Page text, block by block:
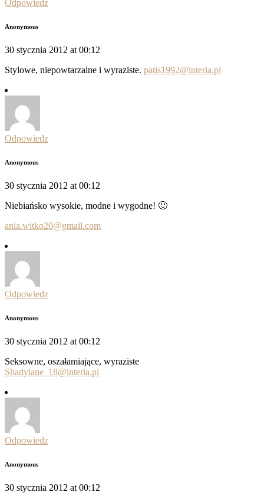
Odpowiedz
Anonymous
30 stycznia 2012 at 00:12
Stylowe, niepowtarzalne i wyraziste. patis1992@interia.pl
Odpowiedz
Anonymous
30 stycznia 2012 at 00:12
Niebiańsko wysokie, modne i wygodne! 🙂
ania.witko20@gmail.com
Odpowiedz
Anonymous
30 stycznia 2012 at 00:12
Seksowne, oszałamiające, wyraziste
Shadylane_18@interia.pl
Odpowiedz
Anonymous
30 stycznia 2012 at 00:12